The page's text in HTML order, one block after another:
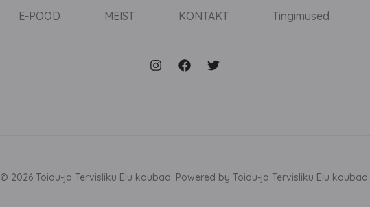
E-POOD MEIST KONTAKT Tingimused
© 2026 Toidu-ja Tervisliku Elu kaubad. Powered by Toidu-ja Tervisliku Elu kaubad.